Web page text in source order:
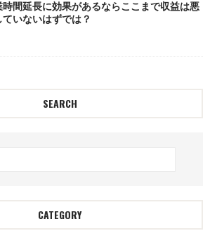
時間延長に効果があるならここまで収益は悪
ていないはずでは？
SEARCH
CATEGORY